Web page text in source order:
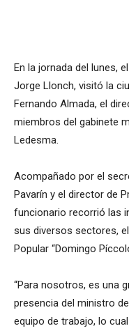
En la jornada del lunes,
Jorge Llonch, visitó la
Fernando Almada, el
miembros del gabinete
Ledesma.
Acompañado por el
Pavarín y el director de
funcionario recorrió las
sus diversos sectores,
Popular “Domingo
“Para nosotros, es una
presencia del ministro
equipo de trabajo, lo